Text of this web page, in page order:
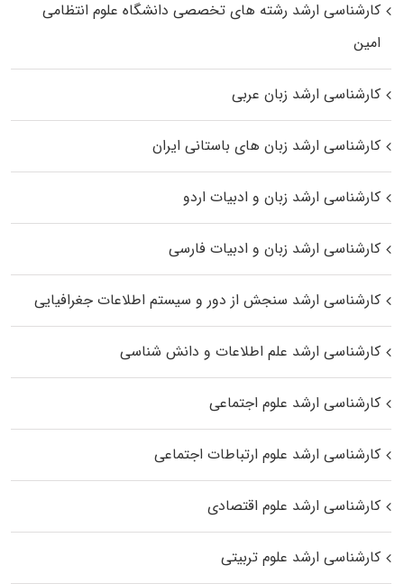
کارشناسی ارشد رﺷﺘﻪ ﻫﺎی تخصصی داﻧﺸﮕﺎه ﻋﻠﻮم انتظامی
اﻣﻴﻦ
کارشناسی ارشد زبان عربی
کارشناسی ارشد زبان‌ های باستانی ایران
کارشناسی ارشد زبان و ادبیات اردو
کارشناسی ارشد زبان و ادبیات فارسی
کارشناسی ارشد سنجش از دور و سیستم اطلاعات جغرافیایی
کارشناسی ارشد علم اطلاعات و دانش شناسی
کارشناسی ارشد علوم اجتماعی
کارشناسی ارشد علوم ارتباطات اجتماعی
کارشناسی ارشد علوم اقتصادی
کارشناسی ارشد علوم تربیتی